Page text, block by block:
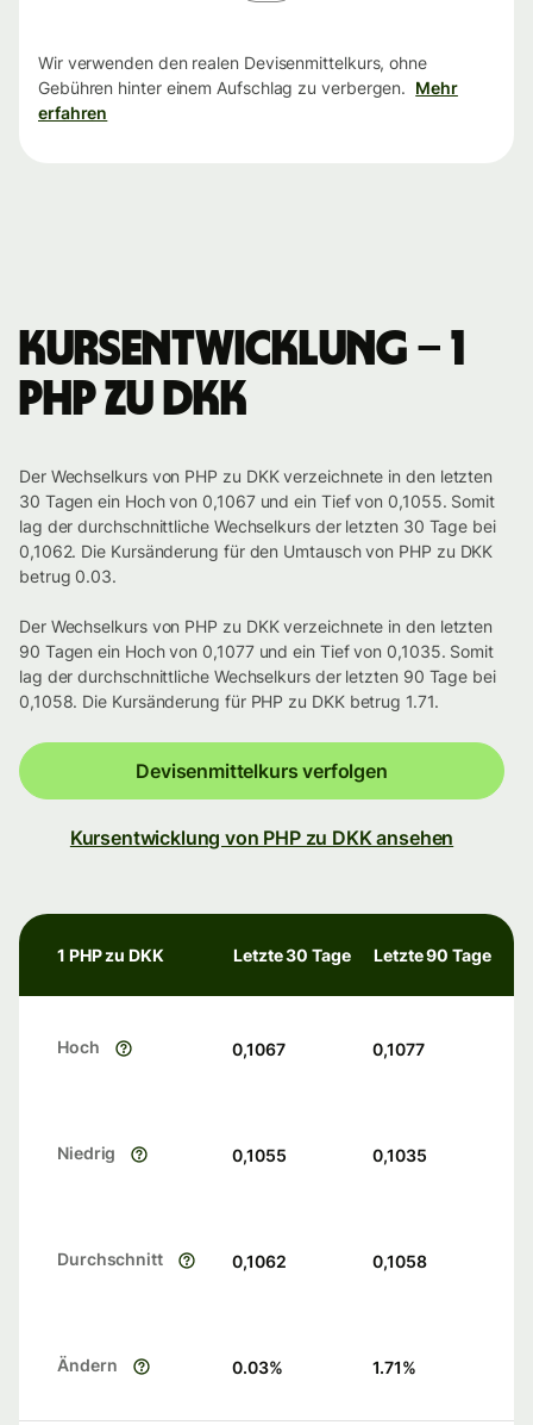
Wir verwenden den realen Devisenmittelkurs, ohne
Gebühren hinter einem Aufschlag zu verbergen. Mehr
erfahren
Kursentwicklung – 1
PHP zu DKK
Der Wechselkurs von PHP zu DKK verzeichnete in den letzten
30 Tagen ein Hoch von 0,1067 und ein Tief von 0,1055. Somit
lag der durchschnittliche Wechselkurs der letzten 30 Tage bei
0,1062. Die Kursänderung für den Umtausch von PHP zu DKK
betrug 0.03.
Der Wechselkurs von PHP zu DKK verzeichnete in den letzten
90 Tagen ein Hoch von 0,1077 und ein Tief von 0,1035. Somit
lag der durchschnittliche Wechselkurs der letzten 90 Tage bei
0,1058. Die Kursänderung für PHP zu DKK betrug 1.71.
Devisenmittelkurs verfolgen
Kursentwicklung von PHP zu DKK ansehen
1 PHP zu DKK Letzte 30 Tage Letzte 90 Tage
Hoch 0,1067 0,1077
Niedrig 0,1055 0,1035
Durchschnitt 0,1062 0,1058
Ändern 0.03% 1.71%